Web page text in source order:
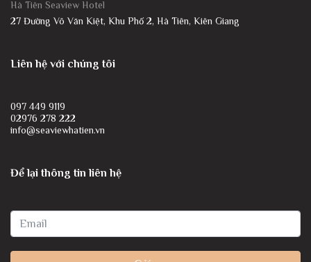
Hà Tiên Seaview Hotel
27 Đường Võ Văn Kiệt, Khu Phố 2, Hà Tiên, Kiên Giang
Liên hệ với chúng tôi
097 449 9119
02976 278 222
info@seaviewhatien.vn
Để lại thông tin liên hệ